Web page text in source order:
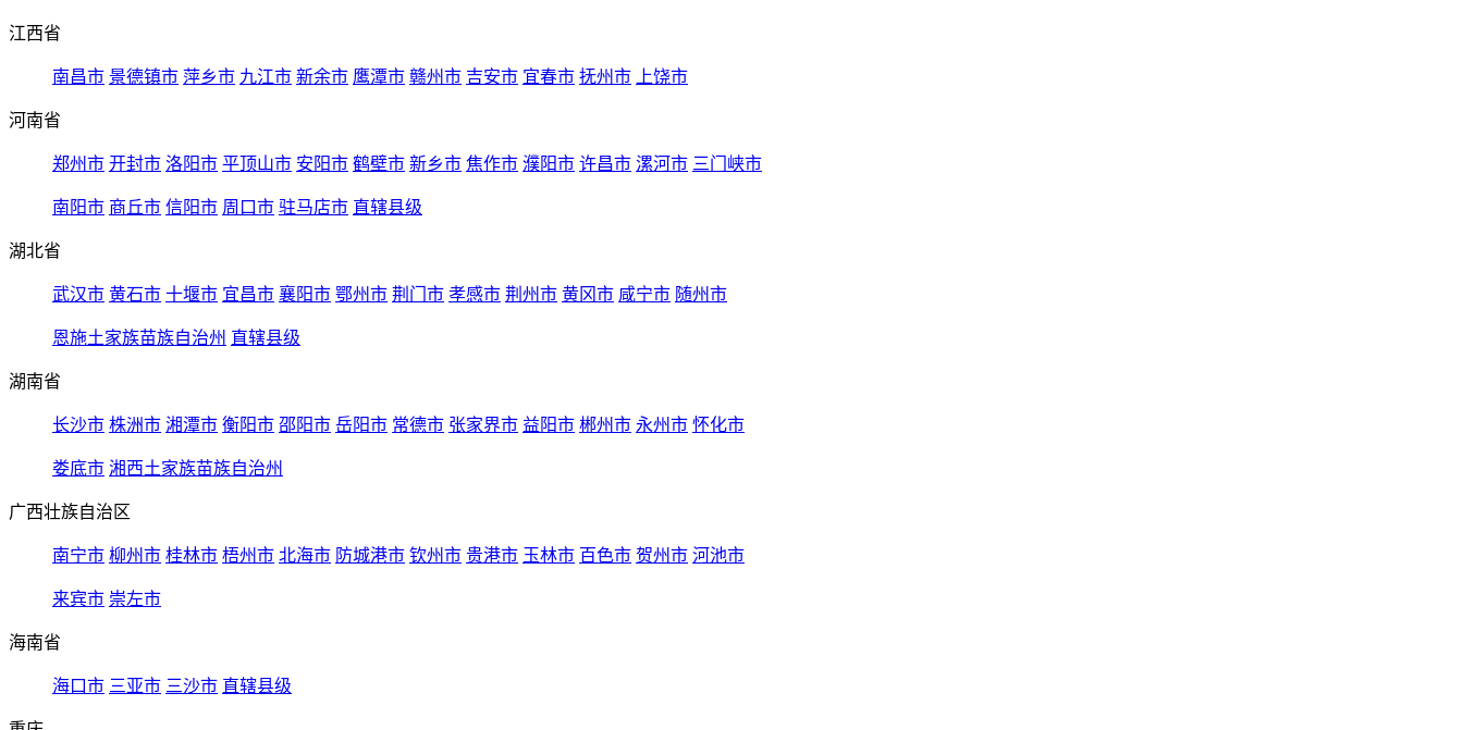
江西省
南昌市 景德镇市 萍乡市 九江市 新余市 鹰潭市 赣州市 吉安市 宜春市 抚州市 上饶市
河南省
郑州市 开封市 洛阳市 平顶山市 安阳市 鹤壁市 新乡市 焦作市 濮阳市 许昌市 漯河市 三门峡市
南阳市 商丘市 信阳市 周口市 驻马店市 直辖县级
湖北省
武汉市 黄石市 十堰市 宜昌市 襄阳市 鄂州市 荆门市 孝感市 荆州市 黄冈市 咸宁市 随州市
恩施土家族苗族自治州 直辖县级
湖南省
长沙市 株洲市 湘潭市 衡阳市 邵阳市 岳阳市 常德市 张家界市 益阳市 郴州市 永州市 怀化市
娄底市 湘西土家族苗族自治州
广西壮族自治区
南宁市 柳州市 桂林市 梧州市 北海市 防城港市 钦州市 贵港市 玉林市 百色市 贺州市 河池市
来宾市 崇左市
海南省
海口市 三亚市 三沙市 直辖县级